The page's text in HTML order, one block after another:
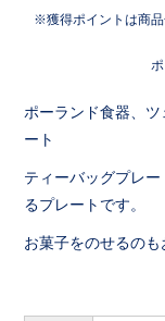
獲得ポイントは商
ポーランド食器、
ート
ティーバッグプレ
るプレートです。
お菓子をのせるのも